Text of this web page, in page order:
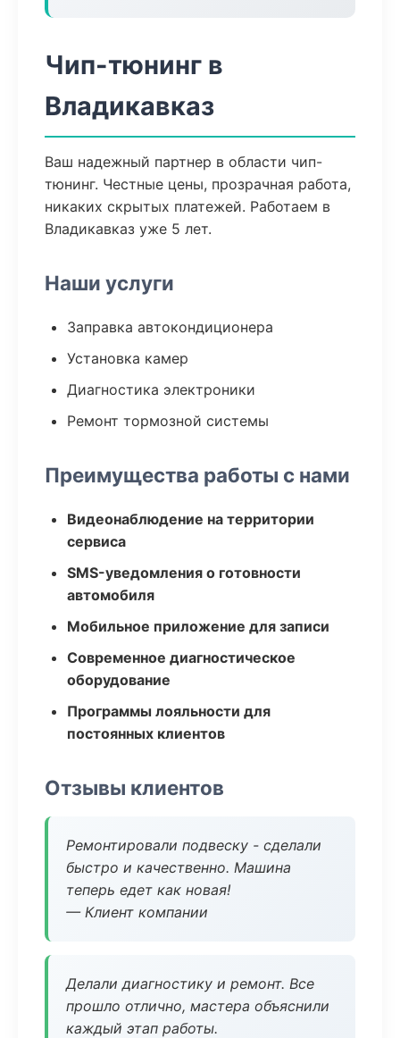
Чип-тюнинг в
Владикавказ
Ваш надежный партнер в области чип-
тюнинг. Честные цены, прозрачная работа,
никаких скрытых платежей. Работаем в
Владикавказ уже 5 лет.
Наши услуги
Заправка автокондиционера
Установка камер
Диагностика электроники
Ремонт тормозной системы
Преимущества работы с нами
Видеонаблюдение на территории
сервиса
SMS-уведомления о готовности
автомобиля
Мобильное приложение для записи
Современное диагностическое
оборудование
Программы лояльности для
постоянных клиентов
Отзывы клиентов
Ремонтировали подвеску - сделали
быстро и качественно. Машина
теперь едет как новая!
— Клиент компании
Делали диагностику и ремонт. Все
прошло отлично, мастера объяснили
каждый этап работы.